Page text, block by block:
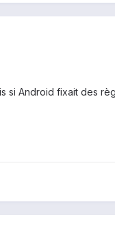
Android fixait des